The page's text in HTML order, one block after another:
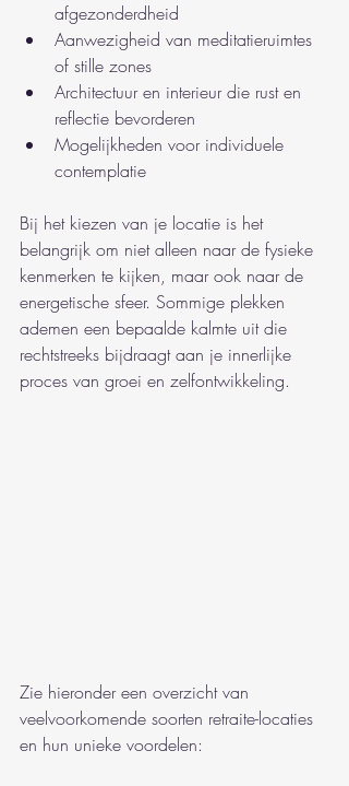
afgezonderdheid
Aanwezigheid van meditatieruimtes
of stille zones
Architectuur en interieur die rust en
reflectie bevorderen
Mogelijkheden voor individuele
contemplatie
Bij het kiezen van je locatie is het
belangrijk om niet alleen naar de fysieke
kenmerken te kijken, maar ook naar de
energetische sfeer. Sommige plekken
ademen een bepaalde kalmte uit die
rechtstreeks bijdraagt aan je innerlijke
proces van groei en zelfontwikkeling.
Zie hieronder een overzicht van
veelvoorkomende soorten retraite-locaties
en hun unieke voordelen: